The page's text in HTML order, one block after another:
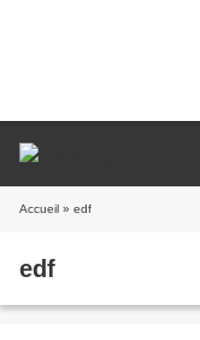
Accueil » edf
edf